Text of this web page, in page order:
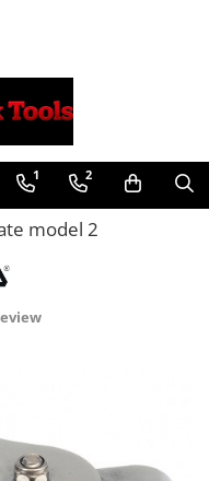
1 2
model 2